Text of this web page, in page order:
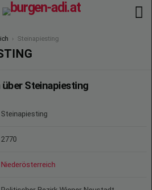
Steinapiesting
Steinapiesting
Steinapiesting
2770
Niederösterreich